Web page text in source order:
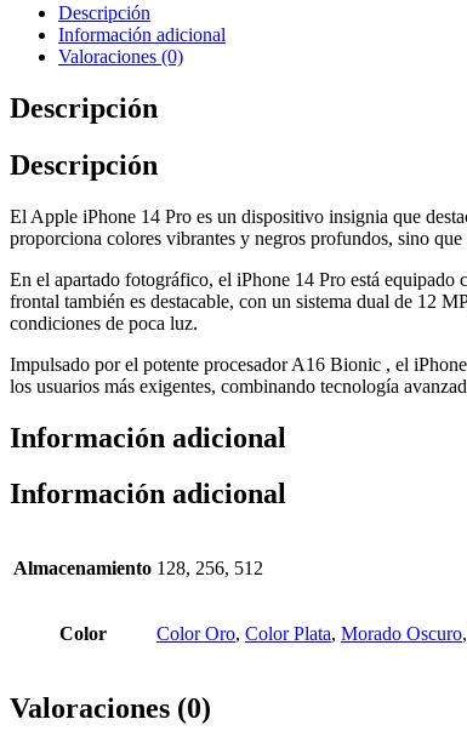
Descripción
Información adicional
Valoraciones (0)
Descripción
Descripción
El Apple iPhone 14 Pro es un dispositivo insignia que
proporciona colores vibrantes y negros profundos, sino
En el apartado fotográfico, el iPhone 14 Pro está equipado
frontal también es destacable, con un sistema dual de 12
condiciones de poca luz.
Impulsado por el potente procesador A16 Bionic , el
los usuarios más exigentes, combinando tecnología
Información adicional
Información adicional
Almacenamiento 128, 256, 512
Color Color Oro, Color Plata, Morado Oscuro,
Valoraciones (0)